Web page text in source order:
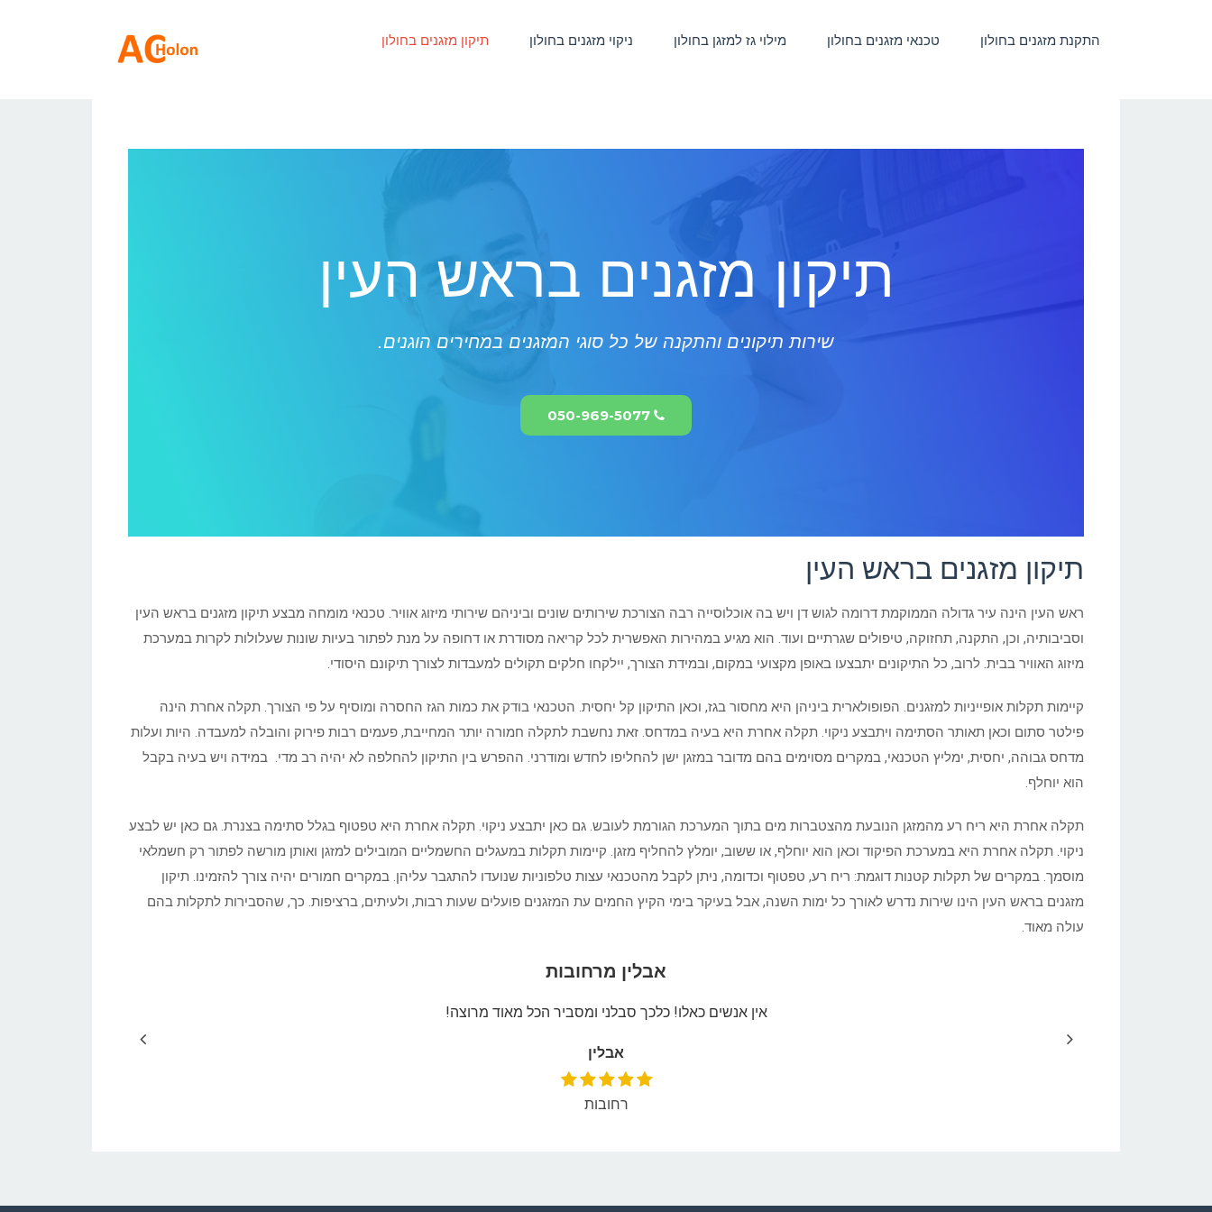
התקנת מזגנים בחולון טכנאי מזגנים בחולון מילוי גז למזגן בחולון ניקוי מזגנים בחולון תיקון מזגנים בחולון
תיקון מזגנים בראש העין
שירות תיקונים והתקנה של כל סוגי המזגנים במחירים הוגנים.
050-969-5077
תיקון מזגנים בראש העין
ראש העין הינה עיר גדולה הממוקמת דרומה לגוש דן ויש בה אוכלוסייה רבה הצורכת שירותים שונים וביניהם שירותי מיזוג אוויר. טכנאי מומחה מבצע תיקון מזגנים בראש העין
וסביבותיה, וכן, התקנה, תחזוקה, טיפולים שגרתיים ועוד. הוא מגיע במהירות האפשרית לכל קריאה מסודרת או דחופה על מנת לפתור בעיות שונות שעלולות לקרות במערכת
מיזוג האוויר בבית. לרוב, כל התיקונים יתבצעו באופן מקצועי במקום, ובמידת הצורך, יילקחו חלקים תקולים למעבדות לצורך תיקונם היסודי.
קיימות תקלות אופייניות למזגנים. הפופולארית ביניהן היא מחסור בגז, וכאן התיקון קל יחסית. הטכנאי בודק את כמות הגז החסרה ומוסיף על פי הצורך. תקלה אחרת הינה
פילטר סתום וכאן תאותר הסתימה ויתבצע ניקוי. תקלה אחרת היא בעיה במדחס. זאת נחשבת לתקלה חמורה יותר המחייבת, פעמים רבות פירוק והובלה למעבדה. היות ועלות
מדחס גבוהה, יחסית, ימליץ הטכנאי, במקרים מסוימים בהם מדובר במזגן ישן להחליפו לחדש ומודרני. ההפרש בין התיקון להחלפה לא יהיה רב מדי. במידה ויש בעיה בקבל
הוא יוחלף.
תקלה אחרת היא ריח רע מהמזגן הנובעת מהצטברות מים בתוך המערכת הגורמת לעובש. גם כאן יתבצע ניקוי. תקלה אחרת היא טפטוף בגלל סתימה בצנרת. גם כאן יש לבצע
ניקוי. תקלה אחרת היא במערכת הפיקוד וכאן הוא יוחלף, או ששוב, יומלץ להחליף מזגן. קיימות תקלות במעגלים החשמליים המובילים למזגן ואותן מורשה לפתור רק חשמלאי
מוסמך. במקרים של תקלות קטנות דוגמת: ריח רע, טפטוף וכדומה, ניתן לקבל מהטכנאי עצות טלפוניות שנועדו להתגבר עליהן. במקרים חמורים יהיה צורך להזמינו. תיקון
מזגנים בראש העין הינו שירות נדרש לאורך כל ימות השנה, אבל בעיקר בימי הקיץ החמים עת המזגנים פועלים שעות רבות, ולעיתים, ברציפות. כך, שהסבירות לתקלות בהם
עולה מאוד.
אבלין מרחובות
אין אנשים כאלו! כלכך סבלני ומסביר הכל מאוד מרוצה!
אבלין
רחובות